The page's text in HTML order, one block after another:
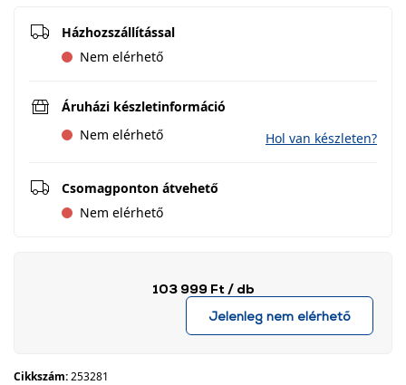
Házhozszállítással
Nem elérhető
Áruházi készletinformáció
Nem elérhető
Hol van készleten?
Csomagponton átvehető
Nem elérhető
103 999 Ft / db
Jelenleg nem elérhető
Cikkszám:253281